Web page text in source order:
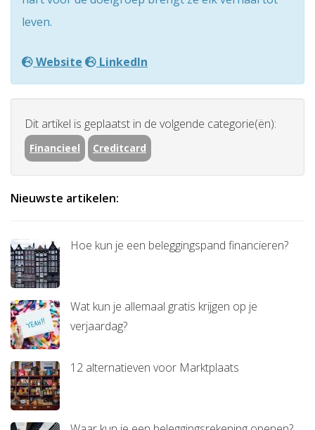
leven.
Website LinkedIn
Dit artikel is geplaatst in de volgende categorie(ën):
Financieel Creditcard
Nieuwste artikelen:
Hoe kun je een beleggingspand financieren?
Wat kun je allemaal gratis krijgen op je
verjaardag?
12 alternatieven voor Marktplaats